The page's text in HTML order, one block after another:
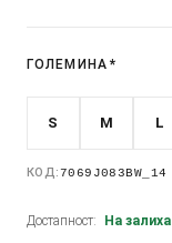
ГОЛЕМИНА *
S M L
КОД:7069J083BW_14
Достапност: На залиха